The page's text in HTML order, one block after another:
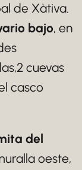
de Xàtiva.
bajo, en
cuevas
casco
del
oeste,